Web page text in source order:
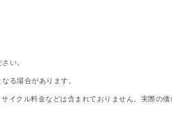
い。
る場合があります。
クル料金などは含まれておりません。実際の